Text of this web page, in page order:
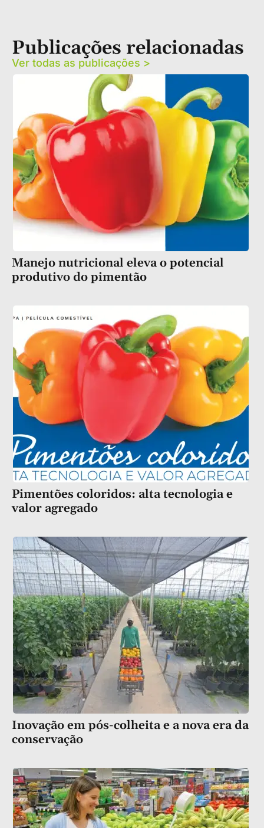
Publicações relacionadas
Ver todas as publicações >
Manejo nutricional eleva o potencial
produtivo do pimentão
Pimentões coloridos: alta tecnologia e
valor agregado
Inovação em pós-colheita e a nova era da
conservação